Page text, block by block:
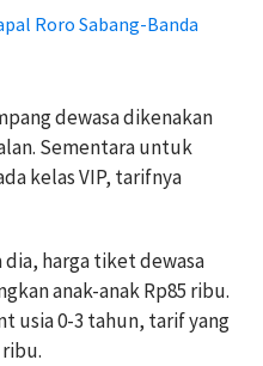
Roro Sabang-Banda
dewasa dikenakan
Sementara untuk
kelas VIP, tarifnya
harga tiket dewasa
anak-anak Rp85 ribu.
usia 0-3 tahun, tarif yang